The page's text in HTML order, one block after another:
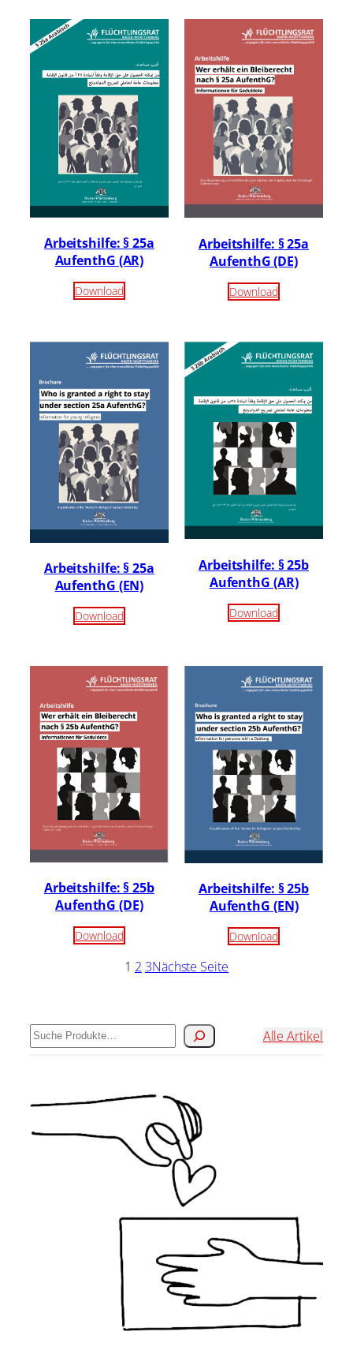
Arbeitshilfe: § 25a
AufenthG (AR)
Download
Arbeitshilfe: § 25a
AufenthG (DE)
Download
Arbeitshilfe: § 25a
AufenthG (EN)
Download
Arbeitshilfe: § 25b
AufenthG (AR)
Download
Arbeitshilfe: § 25b
AufenthG (DE)
Download
Arbeitshilfe: § 25b
AufenthG (EN)
Download
1 2 3Nächste Seite
Suchen Alle Artikel